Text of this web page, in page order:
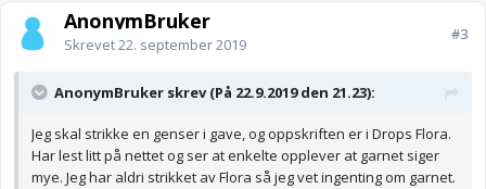
AnonymBruker
Skrevet22. september 2019
#3
AnonymBruker skrev (På 22.9.2019 den 21.23):
Jeg skal strikke en genser i gave, og oppskriften er i Drops Flora.
Har lest litt på nettet og ser at enkelte opplever at garnet siger
mye. Jeg har aldri strikket av Flora så jeg vet ingenting om garnet.